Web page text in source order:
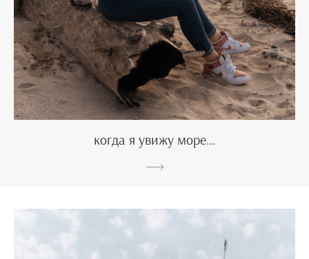
когда я увижу море…